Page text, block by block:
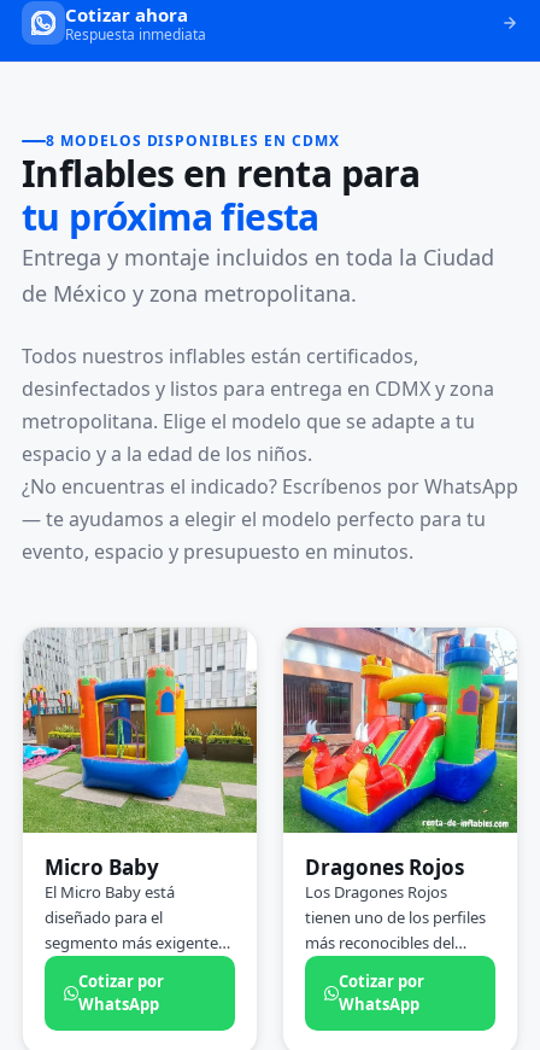
Cotizar ahora
Respuesta inmediata
8 MODELOS DISPONIBLES EN CDMX
Inflables en renta para
tu próxima fiesta
Entrega y montaje incluidos en toda la Ciudad
de México y zona metropolitana.
Todos nuestros inflables están certificados,
desinfectados y listos para entrega en CDMX y zona
metropolitana. Elige el modelo que se adapte a tu
espacio y a la edad de los niños.
¿No encuentras el indicado? Escríbenos por WhatsApp
— te ayudamos a elegir el modelo perfecto para tu
evento, espacio y presupuesto en minutos.
CHICO
2×2×3 m
Micro Baby
El Micro Baby está
diseñado para el
segmento más exigente
en términos de seguridad:
niños de 1 a 4 años. Base
de 2×2 metros, paredes de
Cotizar por
WhatsApp
MEDIANO
5×2.5×2.8 m
Dragones Rojos
Los Dragones Rojos
tienen uno de los perfiles
más reconocibles del
catálogo: dos dragones
frontales a 2.8 metros de
altura que se distinguen
Cotizar por
WhatsApp